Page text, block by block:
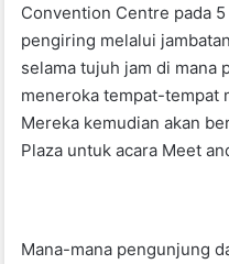
Convention Centre pada
pengiring melalui
selama tujuh jam di mana
meneroka tempat-tempat
Mereka kemudian akan
Plaza untuk acara Meet
Mana-mana pengunjung